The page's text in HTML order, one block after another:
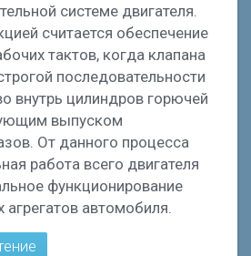
системе двигателя.
считается обеспечение
тактов, когда клапана
последовательности
внутрь цилиндров горючей
выпуском
От данного процесса
работа всего двигателя
функционирование
автомобиля.